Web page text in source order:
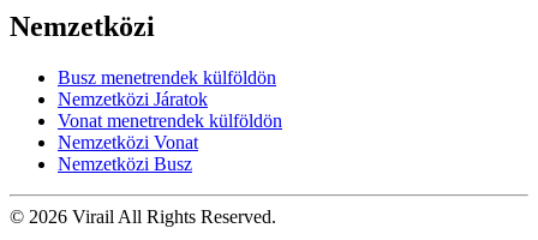
Nemzetközi
Busz menetrendek külföldön
Nemzetközi Járatok
Vonat menetrendek külföldön
Nemzetközi Vonat
Nemzetközi Busz
© 2026 Virail All Rights Reserved.